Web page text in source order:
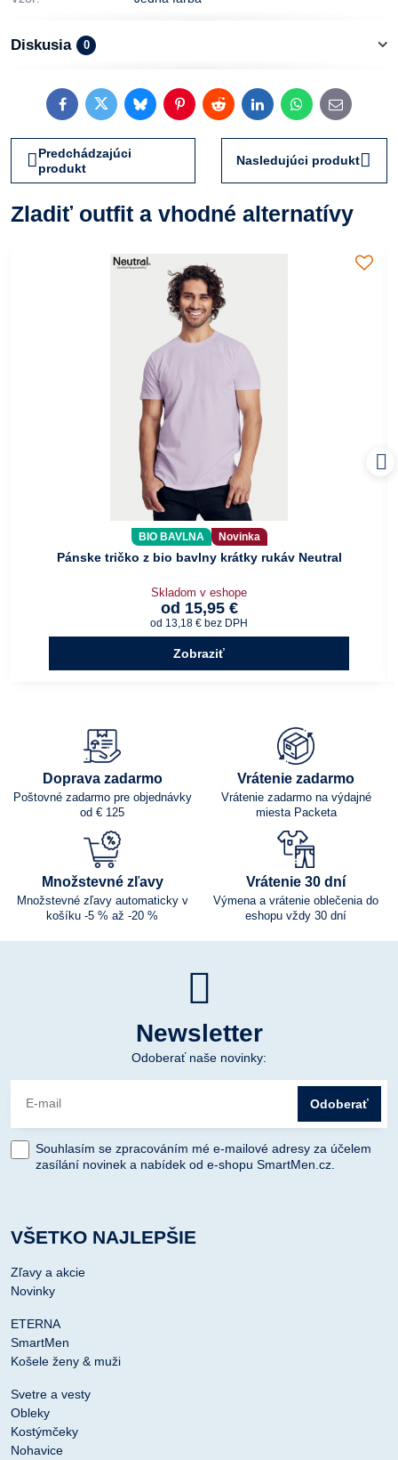
Diskusia 0
FacebookTwitterBlueskyPinterestRedditLinkedInWhatsApp
E-
mail
Predchádzajúci
produkt
Nasledujúci produkt
Zladiť outfit a vhodné alternatívy
BIO BAVLNA Novinka
Pánske tričko z bio bavlny krátky rukáv Neutral
Skladom v eshope
od 15,95 €
od 13,18 € bez DPH
Zobraziť
Doprava zadarmo
Poštovné zadarmo pre objednávky
od € 125
Vrátenie zadarmo
Vrátenie zadarmo na výdajné
miesta Packeta
Množstevné zľavy
Množstevné zľavy automaticky v
košíku -5 % až -20 %
Vrátenie 30 dní
Výmena a vrátenie oblečenia do
eshopu vždy 30 dní
Newsletter
Odoberať naše novinky:
Odoberať
Souhlasím se zpracováním mé e-mailové adresy za účelem
zasílání novinek a nabídek od e-shopu SmartMen.cz.
VŠETKO NAJLEPŠIE
Zľavy a akcie
Novinky
ETERNA
SmartMen
Košele ženy & muži
Svetre a vesty
Obleky
Kostýmčeky
Nohavice